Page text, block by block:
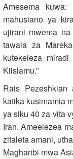
Amesema
mahusiano ya
ujirani mwema
tawala za
kutekeleza
Kiislamu.”
Rais
katika kusimamia
ya siku 40 za vita
Iran. Ameelezea
zitaleta amani,
Magharibi mwa